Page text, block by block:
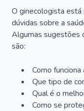
O ginecologista está
dúvidas sobre a
Algumas sugestões
são:
Como
Que tipo de
Qual é o
Como se